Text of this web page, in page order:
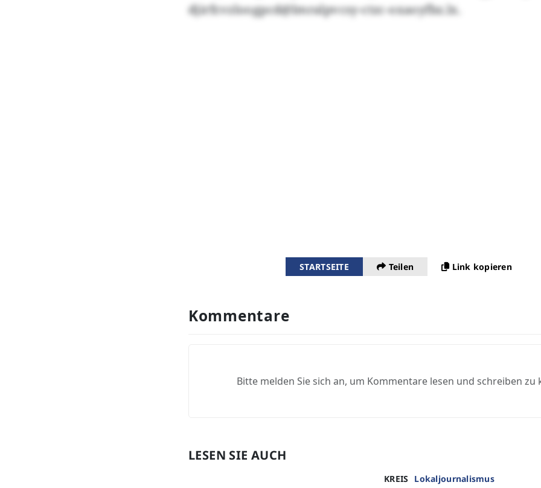
djirfr.vzloogpcd@lmralpvcsy-ctzc-oxaoyfbz.lx.
STARTSEITE Teilen Link kopieren
Kommentare
Bitte melden Sie sich an, um Kommentare lesen und schreiben zu
LESEN SIE AUCH
KREIS Lokaljournalismus